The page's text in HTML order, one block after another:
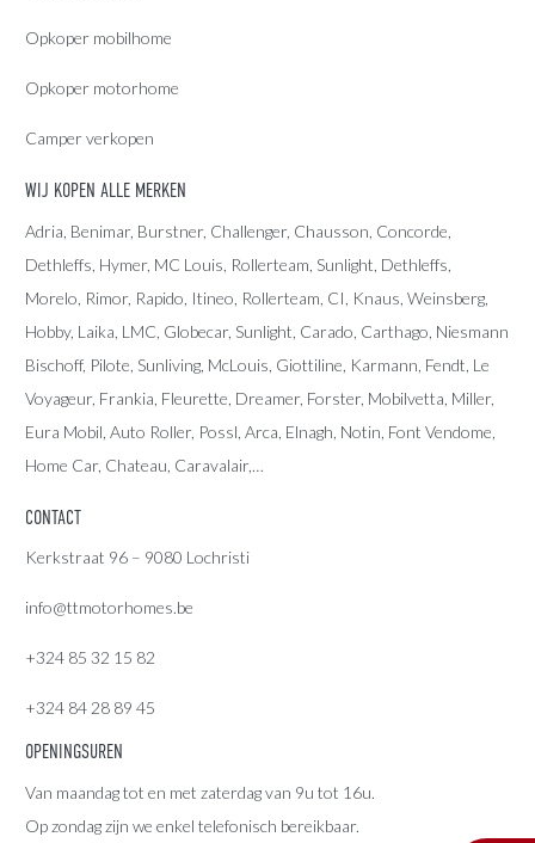
Opkoper mobilhome
Opkoper motorhome
Camper verkopen
WIJ KOPEN ALLE MERKEN
Adria , Benimar, Burstner, Challenger, Chausson, Concorde,
Dethleffs Hymer, MC Louis , Rollerteam, Sunlight, Dethleffs,
Morelo, Rimor, Rapido, Itineo, Rollerteam, CI, Knaus, Weinsberg,
Hobby, Laika, LMC, Globecar, Sunlight, Carado, Carthago, Niesmann
Bischoff, Pilote, Sunliving, McLouis, Giottiline, Karmann, Fendt, Le
Voyageur, Frankia, Fleurette, Dreamer, Forster, Mobilvetta, Miller,
Eura Mobil, Auto Roller, Possl, Arca, Elnagh, Notin, Font Vendome,
Home Car, Chateau, Caravalair,…
CONTACT
Kerkstraat 96 – 9080 Lochristi
info@ttmotorhomes.be
+324 85 32 15 82
+324 84 28 89 45
OPENINGSUREN
Van maandag tot en met zaterdag van 9u tot 16u.
Op zondag zijn we enkel telefonisch bereikbaar.